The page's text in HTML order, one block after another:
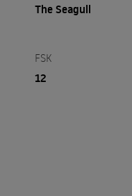
The Seagull
FSK
12